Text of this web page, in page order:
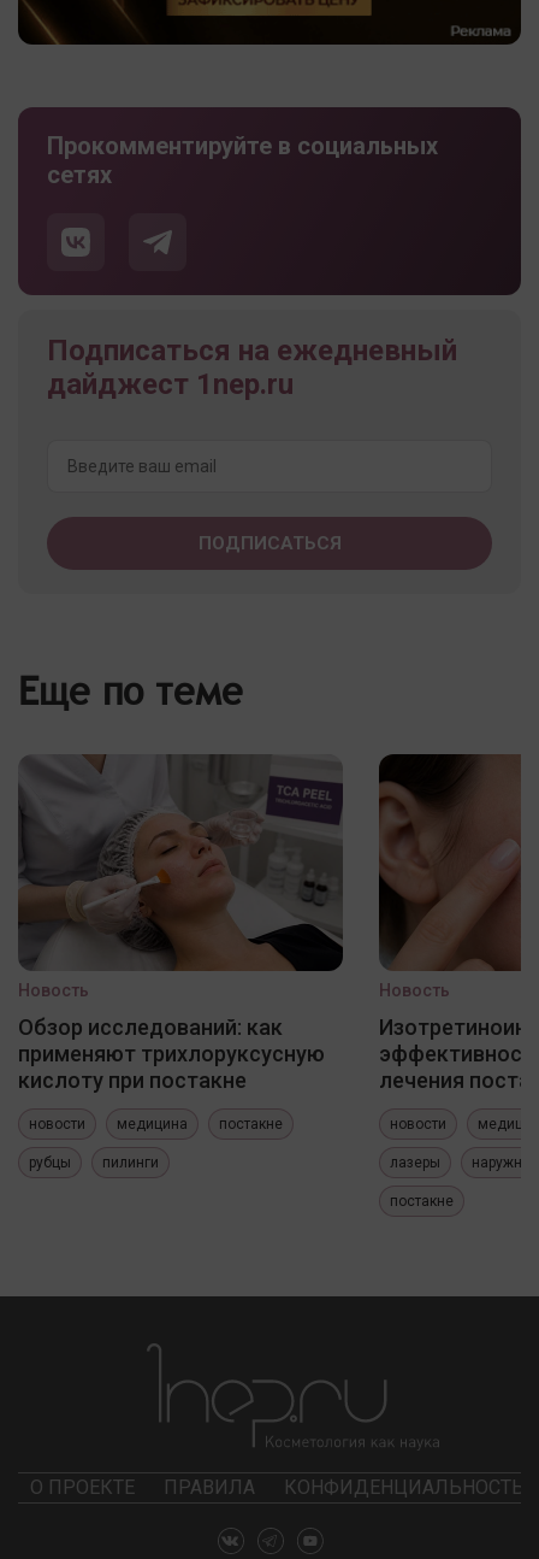
Прокомментируйте в социальных
сетях
Подписаться на ежедневный
дайджест 1nep.ru
Еще по теме
Новость
Обзор исследований: как
применяют трихлоруксусную
кислоту при постакне
новости медицина постакне
рубцы пилинги
Новость
Изотретиноин
лечения
новости
лазеры
постакне
О ПРОЕКТЕ ПРАВИЛА КОНФИДЕНЦИАЛЬНОСТЬ